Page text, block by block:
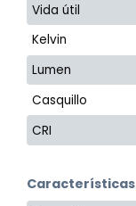
Vida útil
Kelvin
Lumen
Casquillo
CRI
Características